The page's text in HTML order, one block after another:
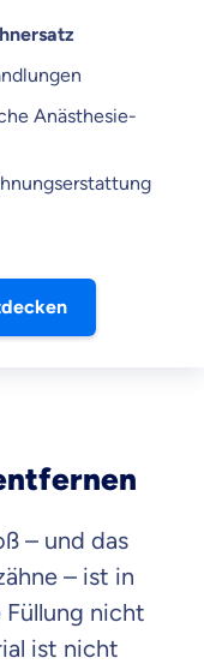
Anästhesie-
– und das
– ist in
Füllung nicht
ist nicht